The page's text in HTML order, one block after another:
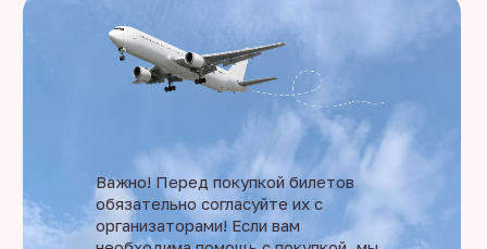
Важно! Перед покупкой билетов
обязательно согласуйте их с
организаторами! Если вам